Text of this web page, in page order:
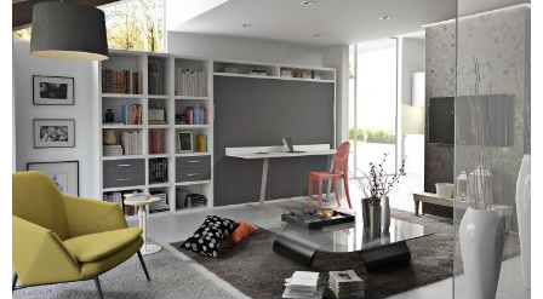
de
afbeeldingen-
gallerij